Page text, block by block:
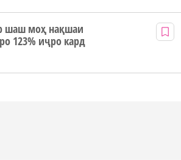
шаш моҳ нақшаи
123% иҷро кард